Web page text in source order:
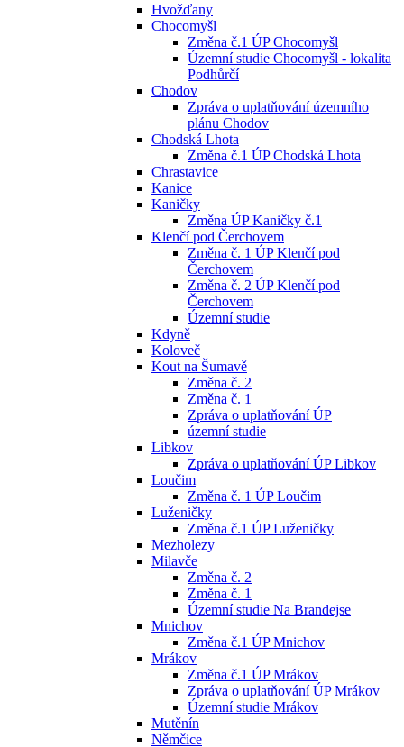
Hvožďany
Chocomyšl
Změna č.1 ÚP Chocomyšl
Územní studie Chocomyšl - lokalita
Podhůrčí
Chodov
Zpráva o uplatňování územního
plánu Chodov
Chodská Lhota
Změna č.1 ÚP Chodská Lhota
Chrastavice
Kanice
Kaničky
Změna ÚP Kaničky č.1
Klenčí pod Čerchovem
Změna č. 1 ÚP Klenčí pod
Čerchovem
Změna č. 2 ÚP Klenčí pod
Čerchovem
Územní studie
Kdyně
Koloveč
Kout na Šumavě
Změna č. 2
Změna č. 1
Zpráva o uplatňování ÚP
územní studie
Libkov
Zpráva o uplatňování ÚP Libkov
Loučim
Změna č. 1 ÚP Loučim
Luženičky
Změna č.1 ÚP Luženičky
Mezholezy
Milavče
Změna č. 2
Změna č. 1
Územní studie Na Brandejse
Mnichov
Změna č.1 ÚP Mnichov
Mrákov
Změna č.1 ÚP Mrákov
Zpráva o uplatňování ÚP Mrákov
Územní studie Mrákov
Mutěnín
Němčice